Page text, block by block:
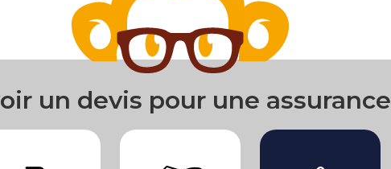
un devis pour une assurance